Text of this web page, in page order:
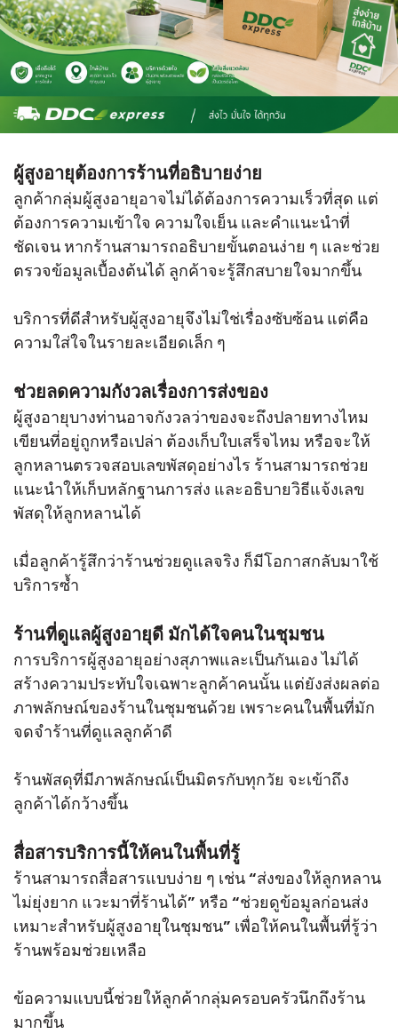
ผู้สูงอายุต้องการร้านที่อธิบายง่าย
ลูกค้ากลุ่มผู้สูงอายุอาจไม่ได้ต้องการความเร็วที่สุด แต่
ต้องการความเข้าใจ ความใจเย็น และคำแนะนำที่
ชัดเจน หากร้านสามารถอธิบายขั้นตอนง่าย ๆ และช่วย
ตรวจข้อมูลเบื้องต้นได้ ลูกค้าจะรู้สึกสบายใจมากขึ้น
บริการที่ดีสำหรับผู้สูงอายุจึงไม่ใช่เรื่องซับซ้อน แต่คือ
ความใส่ใจในรายละเอียดเล็ก ๆ
ช่วยลดความกังวลเรื่องการส่งของ
ผู้สูงอายุบางท่านอาจกังวลว่าของจะถึงปลายทางไหม
เขียนที่อยู่ถูกหรือเปล่า ต้องเก็บใบเสร็จไหม หรือจะให้
ลูกหลานตรวจสอบเลขพัสดุอย่างไร ร้านสามารถช่วย
แนะนำให้เก็บหลักฐานการส่ง และอธิบายวิธีแจ้งเลข
พัสดุให้ลูกหลานได้
เมื่อลูกค้ารู้สึกว่าร้านช่วยดูแลจริง ก็มีโอกาสกลับมาใช้
บริการซ้ำ
ร้านที่ดูแลผู้สูงอายุดี มักได้ใจคนในชุมชน
การบริการผู้สูงอายุอย่างสุภาพและเป็นกันเอง ไม่ได้
สร้างความประทับใจเฉพาะลูกค้าคนนั้น แต่ยังส่งผลต่อ
ภาพลักษณ์ของร้านในชุมชนด้วย เพราะคนในพื้นที่มัก
จดจำร้านที่ดูแลลูกค้าดี
ร้านพัสดุที่มีภาพลักษณ์เป็นมิตรกับทุกวัย จะเข้าถึง
ลูกค้าได้กว้างขึ้น
สื่อสารบริการนี้ให้คนในพื้นที่รู้
ร้านสามารถสื่อสารแบบง่าย ๆ เช่น “ส่งของให้ลูกหลาน
ไม่ยุ่งยาก แวะมาที่ร้านได้” หรือ “ช่วยดูข้อมูลก่อนส่ง
เหมาะสำหรับผู้สูงอายุในชุมชน” เพื่อให้คนในพื้นที่รู้ว่า
ร้านพร้อมช่วยเหลือ
ข้อความแบบนี้ช่วยให้ลูกค้ากลุ่มครอบครัวนึกถึงร้าน
มากขึ้น